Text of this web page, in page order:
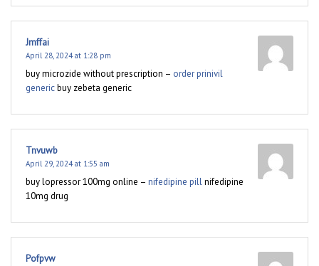
Jmffai
April 28, 2024 at 1:28 pm
buy microzide without prescription – order prinivil
genericbuy zebeta generic
Tnvuwb
April 29, 2024 at 1:55 am
buy lopressor 100mg online – nifedipine pillnifedipine
10mg drug
Pofpvw